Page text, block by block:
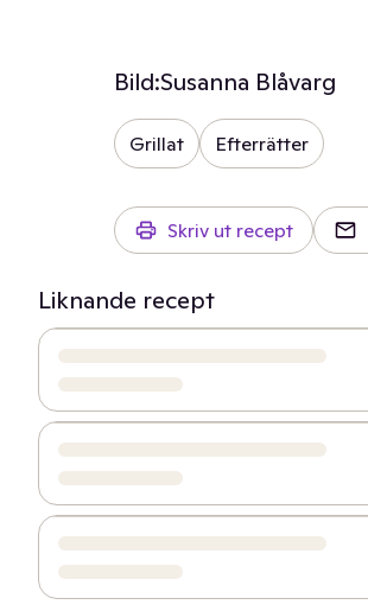
Bild:Susanna Blåvarg
Grillat Efterrätter
Skriv ut recept
Liknande recept